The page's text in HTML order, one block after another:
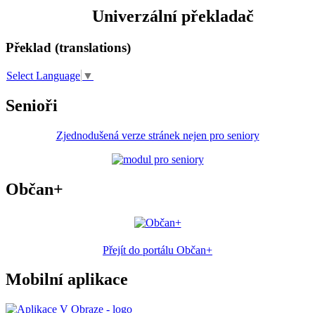
Univerzální překladač
Překlad (translations)
Select Language ▼
Senioři
Zjednodušená verze stránek nejen pro seniory
Občan+
Přejít do portálu Občan+
Mobilní aplikace